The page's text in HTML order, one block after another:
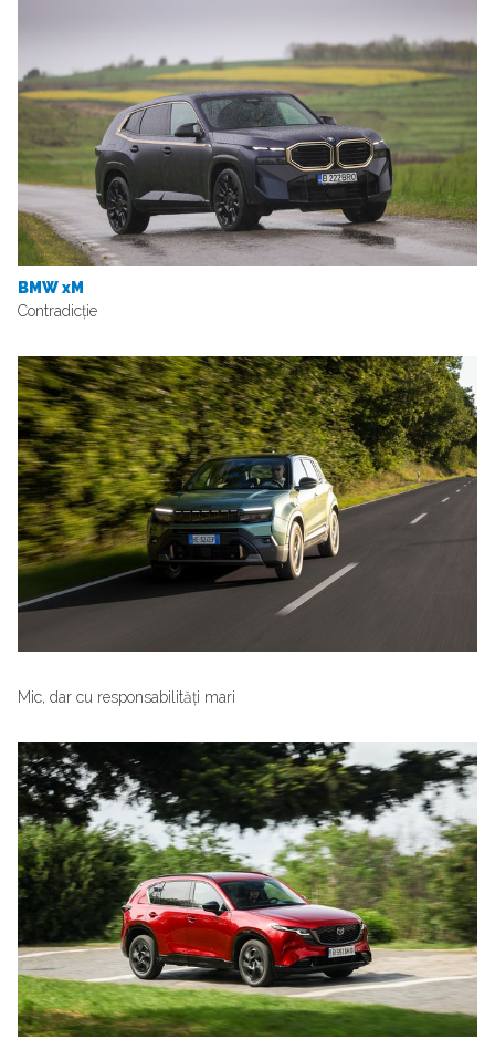
BMW xM
Contradicție
Mic, dar cu responsabilități mari